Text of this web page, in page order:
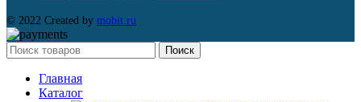
© 2022 Created by mobit.ru
Поиск
Главная
Каталог